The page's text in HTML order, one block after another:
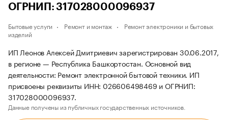
ОГРНИП: 317028000096937
Бытовые услуги Ремонт и монтаж
Ремонт электроники и бытовых
изделий
ИП Леонов Алексей Дмитриевич зарегистрирован 30.06.2017,
в регионе — Республика Башкортостан. Основной вид
деятельности: Ремонт электронной бытовой техники. ИП
присвоены реквизиты ИНН: 026606498469 и ОГРНИП:
317028000096937.
Данные получены из публичных государственных источников.